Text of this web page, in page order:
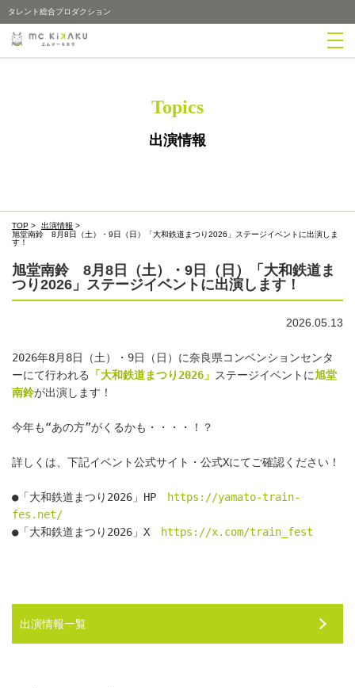
タレント総合プロダクション
Topics
出演情報
TOP > 出演情報 >
旭堂南鈴 8月8日（土）・9日（日）「大和鉄道まつり2026」ステージイベントに出演しま
す！
旭堂南鈴 8月8日（土）・9日（日）「大和鉄道ま
つり2026」ステージイベントに出演します！
2026.05.13
2026年8月8日（土）・9日（日）に奈良県コンベンションセンタ
ーにて行われる
「大和鉄道まつり2026」 ステージイベントに旭堂
南鈴が出演します！
今年も“あの方”がくるかも・・・・！？
詳しくは、下記イベント公式サイト・公式Xにてご確認ください！
●「大和鉄道まつり2026」HP
https://yamato-train-
fes.net/
●「大和鉄道まつり2026」X
https://x.com/train_fest
出演情報一覧